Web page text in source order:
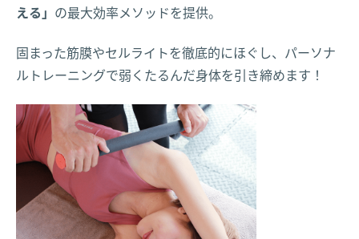
える」 の最大効率メソッドを提供。
固まった筋膜やセルライトを徹底的にほぐし、パーソナ
ルトレーニングで弱くたるんだ身体を引き締めます！